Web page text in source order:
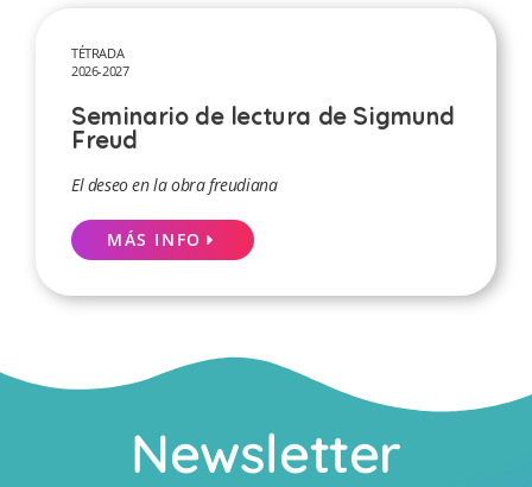
TÉTRADA
2026-2027
Seminario de lectura de Sigmund
Freud
El deseo en la obra freudiana
MÁS INFO
Newsletter